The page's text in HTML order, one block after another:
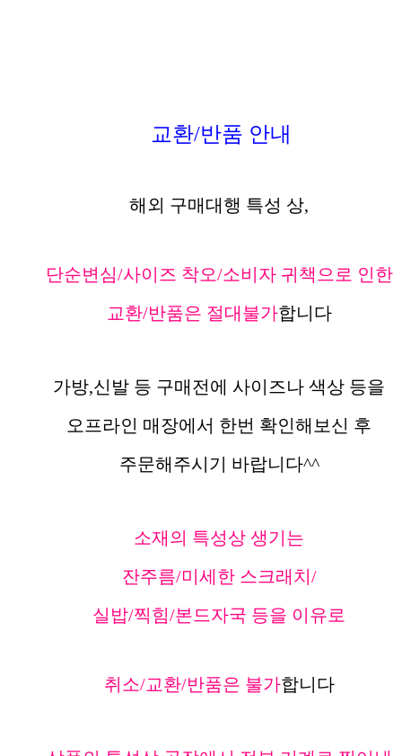
교환/반품 안내
해외 구매대행 특성 상,
단순변심/사이즈 착오/소비자 귀책으로 인한
교환/반품은 절대불가합니다
가방,신발 등 구매전에 사이즈나 색상 등을
오프라인 매장에서 한번 확인해보신 후
주문해주시기 바랍니다^^
소재의 특성상 생기는
잔주름/미세한 스크래치/
실밥/찍힘/본드자국 등을 이유로
취소/교환/반품은 불가합니다